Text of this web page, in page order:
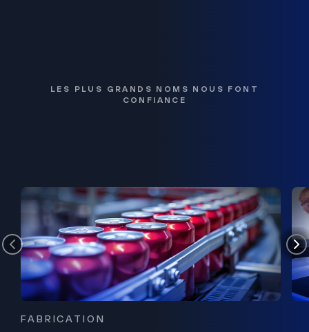
LES PLUS GRANDS NOMS NOUS FONT
CONFIANCE
FABRICATION